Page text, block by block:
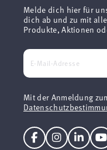
Melde dich hier für
dich ab und zu mit
Produkte, Aktionen
Mit der Anmeldung